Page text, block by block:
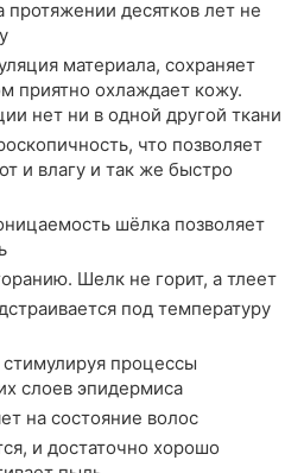
протяжении десятков лет не
материала, сохраняет
приятно охлаждает кожу.
нет ни в одной другой ткани
что позволяет
и влагу и так же быстро
шёлка позволяет
Шелк не горит, а тлеет
под температуру
процессы
слоев эпидермиса
на состояние волос
и достаточно хорошо